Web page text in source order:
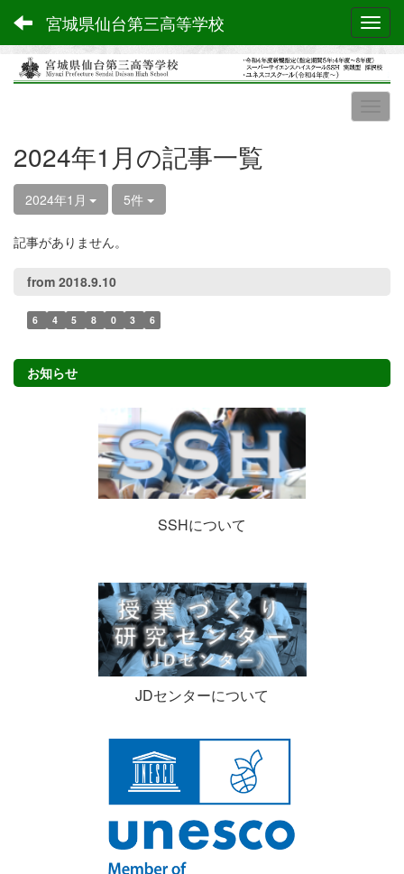
宮城県仙台第三高等学校
2024年1月の記事一覧
2024年1月 5件
記事がありません。
from 2018.9.10
6 4 5 8 0 3 6
お知らせ
SSHについて
JDセンターについて